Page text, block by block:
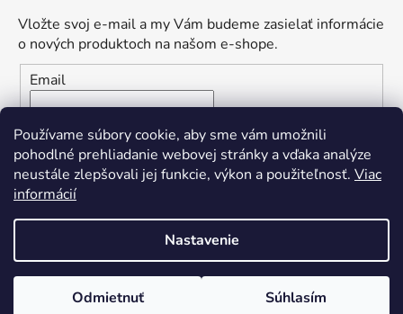
Používame súbory cookie, aby sme vám umožnili
pohodlné prehliadanie webovej stránky a vďaka analýze
neustále zlepšovali jej funkcie, výkon a použiteľnosť. Viac
informácií
Nastavenie
Odmietnuť Súhlasím
Vložte svoj e-mail a my Vám budeme zasielať informácie
o nových produktoch na našom e-shope.
Email
Vložením e-mailu súhlasíte s
podmienkami ochrany
osobných údajov
PRIHLÁSIŤ SA
Vytvoril Shoptet
Copyright 2026Yvetten Nails
. Všetky práva vyhradené.